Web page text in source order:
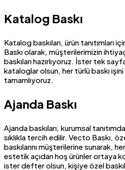
Katalog Baskı
Katalog baskıları, ürün tanıtımları
Baskı olarak, müşterilerimizin
baskıları hazırlıyoruz. İster tek
kataloglar olsun, her türlü baskı işini
tamamlıyoruz.
Ajanda Baskı
Ajanda baskıları, kurumsal
sıklıkla tercih edilir. Vecto Baskı,
baskılarını müşterilerine sunarak,
estetik açıdan hoş ürünler ortaya
ister defter olsun, kişiye özel